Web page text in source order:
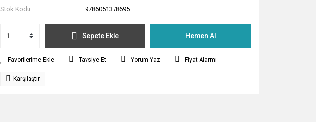
Stok Kodu
9786051378695
Sepete Ekle Hemen Al
Tavsiye Et Yorum Yaz Fiyat Alarmı
Karşılaştır